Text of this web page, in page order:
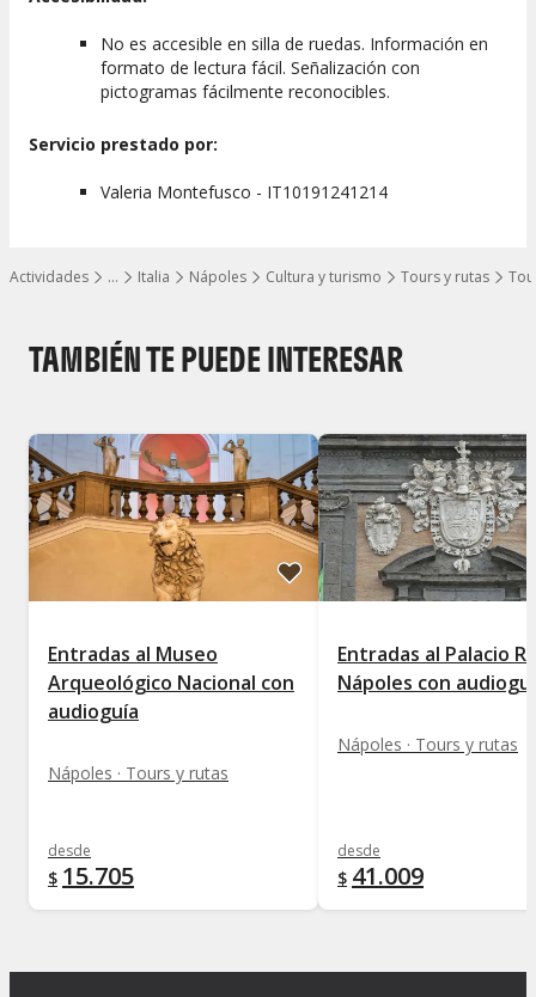
…
Mostrar todos los niveles
Actividades Italia Nápoles Cultura y turismo Tours y rutas
No es accesible en silla de ruedas. Información en
formato de lectura fácil. Señalización con
pictogramas fácilmente reconocibles.
Servicio prestado por:
Valeria Montefusco - IT10191241214
TAMBIÉN TE PUEDE INTERESAR
Entradas al Museo
Arqueológico Nacional con
audioguía
Nápoles · Tours y rutas
desde
$ 15.705
Entradas al Palacio
Nápoles con
Nápoles · Tours y rutas
desde
$ 41.009